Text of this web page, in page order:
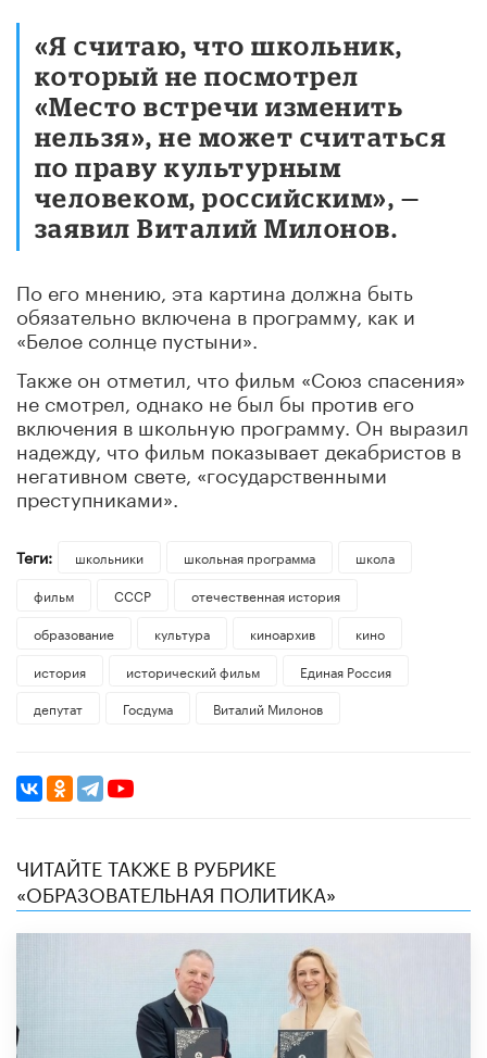
«Я считаю, что школьник,
который не посмотрел
«Место встречи изменить
нельзя», не может считаться
по праву культурным
человеком, российским», —
заявил Виталий Милонов.
По его мнению, эта картина должна быть
обязательно включена в программу, как и
«Белое солнце пустыни».
Также он отметил, что фильм «Союз спасения»
не смотрел, однако не был бы против его
включения в школьную программу. Он выразил
надежду, что фильм показывает декабристов в
негативном свете, «государственными
преступниками».
Теги: школьники школьная программа
школа
фильм
СССР
отечественная история
образование
культура киноархив
кино
история
исторический фильм
Единая Россия
депутат
Госдума Виталий Милонов
ЧИТАЙТЕ ТАКЖЕ В РУБРИКЕ
«ОБРАЗОВАТЕЛЬНАЯ ПОЛИТИКА»